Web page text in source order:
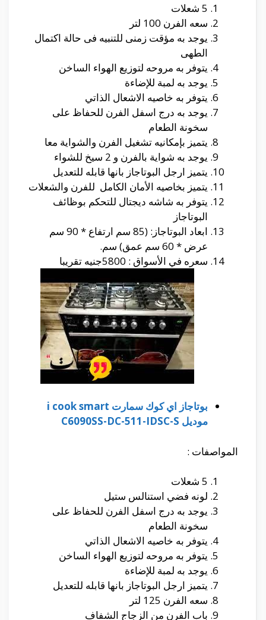
5 شعلات
سعه الفرن 100 لتر
يوجد به مؤقت زمنى للتنبيه فى حالة اكتمال
الطهى
يتوفر به مروحه لتوزيع الهواء الساخن
يوجد به لمبة للإضاءة
يتوفر به خاصيه الاشعال الذاتي
يوجد به درج اسفل الفرن للحفاظ على
سخونة الطعام
يتميز بإمكانيه تشغيل الفرن والشواية معا
يوجد به شواية بالفرن و 2 سيخ للشواء
يتميز ارجل البوتاجاز بانها قابله للتعديل
يتميز بخاصيه الأمان الكامل للفرن والشعلات
يتوفر به شاشه ديجتال للتحكم بوظائف
البوتاجاز
ابعاد البوتاجاز: (85 سم ارتفاع * 90 سم
عرض * 60 سم عمق) سم.
سعره في الأسواق : 5800جنيه تقريبا
بوتاجاز اي كوك سمارت i cook smart
موديل C6090SS-DC-511-IDSC-S
المواصفات :
5 شعلات
لونه فضي استنالس ستيل
يوجد به درج اسفل الفرن للحفاظ على
سخونة الطعام
يتوفر به خاصيه الاشعال الذاتي
يتوفر به مروحه لتوزيع الهواء الساخن
يوجد به لمبة للإضاءة
يتميز ارجل البوتاجاز بانها قابله للتعديل
سعه الفرن 125 لتر
باب الفرن من الزجاج الشفاف